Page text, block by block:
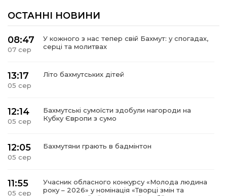
ОСТАННІ НОВИНИ
08:47
07 сер
У кожного з нас тепер свій Бахмут: у спогадах,
серці та молитвах
13:17
05 сер
Літо бахмутських дітей
12:14
05 сер
Бахмутські сумоїсти здобули нагороди на
Кубку Європи з сумо
12:05
05 сер
Бахмутяни грають в бадмінтон
11:55
05 сер
Учасник обласного конкурсу «Молода людина
року – 2026» у номінація «Творці змін та